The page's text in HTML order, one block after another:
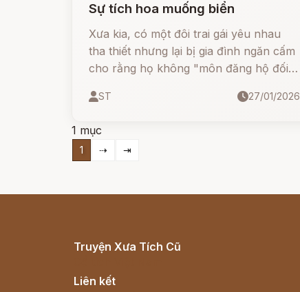
Sự tích hoa muống biển
Xưa kia, có một đôi trai gái yêu nhau
tha thiết nhưng lại bị gia đình ngăn cấm
cho rằng họ không "môn đăng hộ đối".
trai thì ngược lại, rất nghèo khó.
ST 27/01/2026
1 mục
1 ⇢ ⇥
Truyện Xưa Tích Cũ
Liên kết